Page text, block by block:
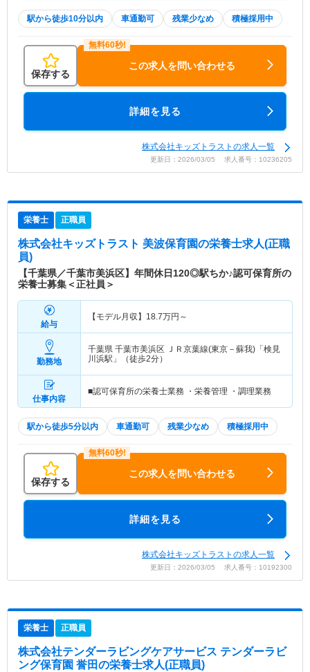
駅から徒歩10分以内 車通勤可 残業少なめ 積極採用中
保存する
この求人を問い合わせる
詳細を見る
株式会社キッズトラストの求人一覧
更新日：2026/03/05 求人番号：10236205
栄養士 正職員
株式会社キッズトラスト 美波保育園の栄養士求人(正職
員)
【千葉県／千葉市美浜区】年間休日120◎駅ちか♪認可保育所の
栄養士募集＜正社員＞
給与
【モデル月収】 18.7万円～
勤務地
千葉県 千葉市美浜区 ＪＲ京葉線(東京－蘇我)「検見
川浜駅」（徒歩2分）
仕事内容
■認可保育所の栄養士業務 ・栄養管理 ・調理業務
駅から徒歩5分以内 車通勤可 残業少なめ 積極採用中
保存する
この求人を問い合わせる
詳細を見る
株式会社キッズトラストの求人一覧
更新日：2026/03/05 求人番号：10192300
栄養士 正職員
株式会社テンダーラビングケアサービス テンダーラビ
ング保育園 誉田の栄養士求人(正職員)